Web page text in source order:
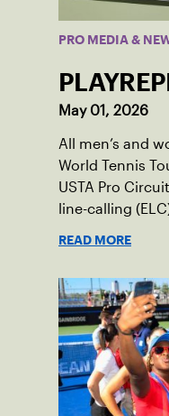
PRO MEDIA &
May 01, 2026
All men’s and
World Tennis
USTA Pro
line-calling
READ MORE